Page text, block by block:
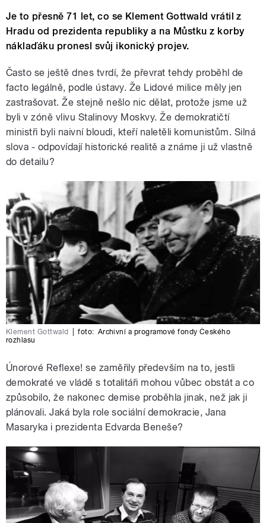
Je to přesně 71 let, co se Klement Gottwald vrátil z
Hradu od prezidenta republiky a na Můstku z korby
náklaďáku pronesl svůj ikonický projev.
Často se ještě dnes tvrdí, že převrat tehdy proběhl de
facto legálně, podle ústavy. Že Lidové milice měly jen
zastrašovat. Že stejně nešlo nic dělat, protože jsme už
byli v zóně vlivu Stalinovy Moskvy. Že demokratičtí
ministři byli naivní bloudi, kteří naletěli komunistům. Silná
slova - odpovídají historické realitě a známe ji už vlastně
do detailu?
Klement Gottwald foto: Archivní a programové fondy Českého
rozhlasu
Únorové Reflexe! se zaměřily především na to, jestli
demokraté ve vládě s totalitáři mohou vůbec obstát a co
způsobilo, že nakonec demise proběhla jinak, než jak ji
plánovali. Jaká byla role sociální demokracie, Jana
Masaryka i prezidenta Edvarda Beneše?